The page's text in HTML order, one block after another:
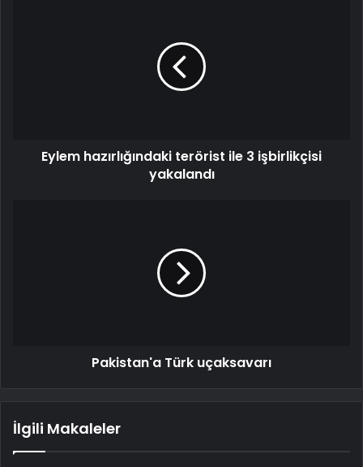
Eylem hazırlığındaki terörist ile 3 işbirlikçisi
yakalandı
Pakistan'a Türk uçaksavarı
İlgili Makaleler